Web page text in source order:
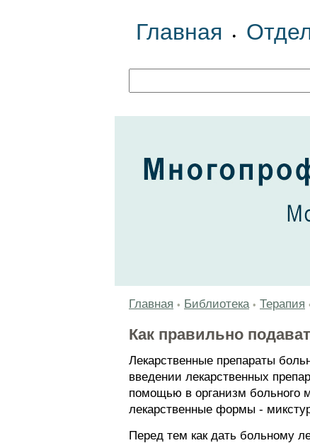
Главная •
Главная • Библиотека • Терапия
Как правильно
Лекарственные препараты
введении лекарственных
помощью в организм больного
лекарственные формы -
Перед тем как дать больному